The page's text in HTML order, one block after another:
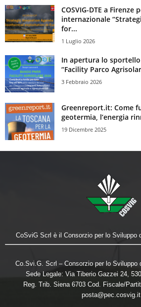
COSVIG-DTE a Firenze
internazionale
for...
1 Luglio 2026
In apertura lo sportello
“Facility Parco
3 Febbraio 2026
Greenreport.it: Come
geotermia, l’energia
19 Dicembre 2025
CoSviG Scrl è il Consorzio per lo Sviluppo
Co.Svi.G. Scrl – Consorzio per lo Sviluppo
Sede Legale: Via Tiberio Gazzei 24,
Reg. Trib. Siena 6703 Cod. Fiscale/
posta@pec.cosvig.it